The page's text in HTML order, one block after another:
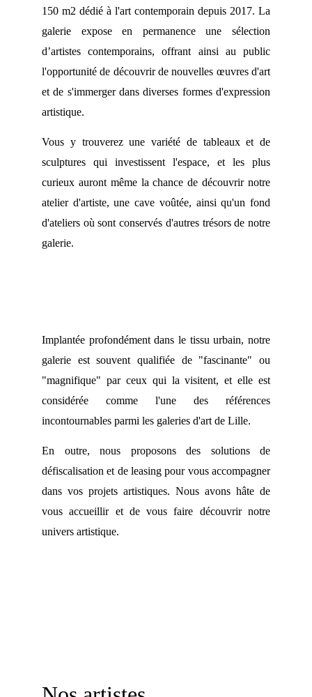
150 m2 dédié à l'art contemporain depuis 2017. La
galerie expose en permanence une sélection
d’artistes contemporains, offrant ainsi au public
l'opportunité de découvrir de nouvelles œuvres d'art
et de s'immerger dans diverses formes d'expression
artistique.
Vous y trouverez une variété de tableaux et de
sculptures qui investissent l'espace, et les plus
curieux auront même la chance de découvrir notre
atelier d'artiste, une cave voûtée, ainsi qu'un fond
d'ateliers où sont conservés d'autres trésors de notre
galerie.
Implantée profondément dans le tissu urbain, notre
galerie est souvent qualifiée de "fascinante" ou
"magnifique" par ceux qui la visitent, et elle est
considérée comme l'une des références
incontournables parmi les galeries d'art de Lille.
En outre, nous proposons des solutions de
défiscalisation et de leasing pour vous accompagner
dans vos projets artistiques. Nous avons hâte de
vous accueillir et de vous faire découvrir notre
univers artistique.